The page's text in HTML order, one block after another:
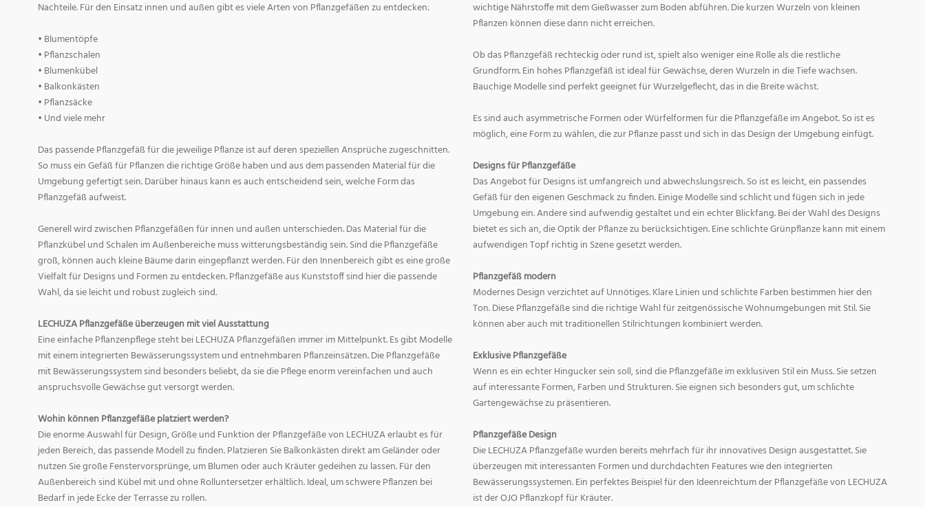
Nachteile. Für den Einsatz innen und außen gibt es viele Arten von Pflanzgefäßen zu entdecken:
• Blumentöpfe
• Pflanzschalen
• Blumenkübel
• Balkonkästen
• Pflanzsäcke
• Und viele mehr
Das passende Pflanzgefäß für die jeweilige Pflanze ist auf deren speziellen Ansprüche zugeschnitten.
So muss ein Gefäß für Pflanzen die richtige Größe haben und aus dem passenden Material für die
Umgebung gefertigt sein. Darüber hinaus kann es auch entscheidend sein, welche Form das
Pflanzgefäß aufweist.
Generell wird zwischen Pflanzgefäßen für innen und außen unterschieden. Das Material für die
Pflanzkübel und Schalen im Außenbereiche muss witterungsbeständig sein. Sind die Pflanzgefäße
groß, können auch kleine Bäume darin eingepflanzt werden. Für den Innenbereich gibt es eine große
Vielfalt für Designs und Formen zu entdecken. Pflanzgefäße aus Kunststoff sind hier die passende
Wahl, da sie leicht und robust zugleich sind.
LECHUZA Pflanzgefäße überzeugen mit viel Ausstattung
Eine einfache Pflanzenpflege steht bei LECHUZA Pflanzgefäßen immer im Mittelpunkt. Es gibt Modelle
mit einem integrierten Bewässerungssystem und entnehmbaren Pflanzeinsätzen. Die Pflanzgefäße
mit Bewässerungssystem sind besonders beliebt, da sie die Pflege enorm vereinfachen und auch
anspruchsvolle Gewächse gut versorgt werden.
Wohin können Pflanzgefäße platziert werden?
Die enorme Auswahl für Design, Größe und Funktion der Pflanzgefäße von LECHUZA erlaubt es für
jeden Bereich, das passende Modell zu finden. Platzieren Sie Balkonkästen direkt am Geländer oder
nutzen Sie große Fenstervorsprünge, um Blumen oder auch Kräuter gedeihen zu lassen. Für den
Außenbereich sind Kübel mit und ohne Rolluntersetzer erhältlich. Ideal, um schwere Pflanzen bei
Bedarf in jede Ecke der Terrasse zu rollen.
wichtige Nährstoffe mit dem Gießwasser zum Boden abführen. Die kurzen Wurzeln von kleinen
Pflanzen können diese dann nicht erreichen.
Ob das Pflanzgefäß rechteckig oder rund ist, spielt also weniger eine Rolle als die restliche
Grundform. Ein hohes Pflanzgefäß ist ideal für Gewächse, deren Wurzeln in die Tiefe wachsen.
Bauchige Modelle sind perfekt geeignet für Wurzelgeflecht, das in die Breite wächst.
Es sind auch asymmetrische Formen oder Würfelformen für die Pflanzgefäße im Angebot. So ist es
möglich, eine Form zu wählen, die zur Pflanze passt und sich in das Design der Umgebung einfügt.
Designs für Pflanzgefäße
Das Angebot für Designs ist umfangreich und abwechslungsreich. So ist es leicht, ein passendes
Gefäß für den eigenen Geschmack zu finden. Einige Modelle sind schlicht und fügen sich in jede
Umgebung ein. Andere sind aufwendig gestaltet und ein echter Blickfang. Bei der Wahl des Designs
bietet es sich an, die Optik der Pflanze zu berücksichtigen. Eine schlichte Grünpflanze kann mit einem
aufwendigen Topf richtig in Szene gesetzt werden.
Pflanzgefäß modern
Modernes Design verzichtet auf Unnötiges. Klare Linien und schlichte Farben bestimmen hier den
Ton. Diese Pflanzgefäße sind die richtige Wahl für zeitgenössische Wohnumgebungen mit Stil. Sie
können aber auch mit traditionellen Stilrichtungen kombiniert werden.
Exklusive Pflanzgefäße
Wenn es ein echter Hingucker sein soll, sind die Pflanzgefäße im exklusiven Stil ein Muss. Sie setzen
auf interessante Formen, Farben und Strukturen. Sie eignen sich besonders gut, um schlichte
Gartengewächse zu präsentieren.
Pflanzgefäße Design
Die LECHUZA Pflanzgefäße wurden bereits mehrfach für ihr innovatives Design ausgestattet. Sie
überzeugen mit interessanten Formen und durchdachten Features wie den integrierten
Bewässerungssystemen. Ein perfektes Beispiel für den Ideenreichtum der Pflanzgefäße von LECHUZA
ist der OJO Pflanzkopf für Kräuter.